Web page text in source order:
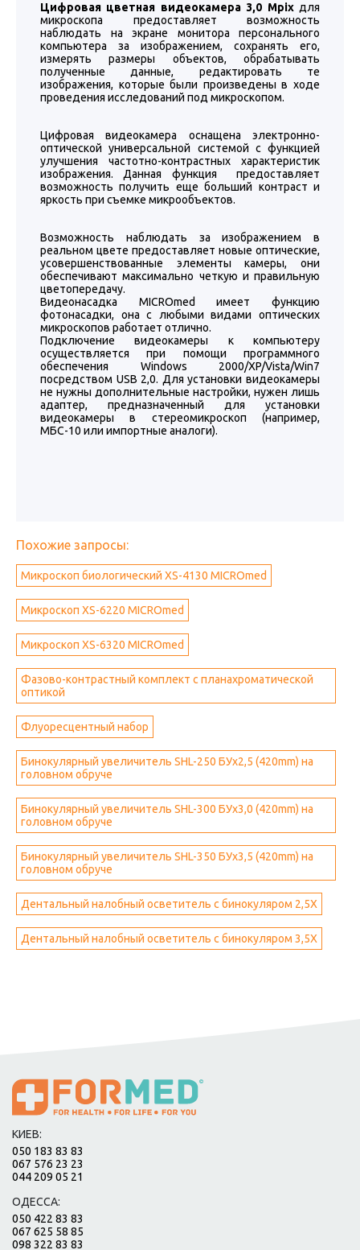
Цифровая цветная видеокамера 3,0 Mpixдля
микроскопа предоставляет возможность
наблюдать на экране монитора персонального
компьютера за изображением, сохранять его,
измерять размеры объектов, обрабатывать
полученные данные, редактировать те
изображения, которые были произведены в ходе
проведения исследований под микроскопом.
Цифровая видеокамера оснащена электронно-
оптической универсальной системой с функцией
улучшения частотно-контрастных характеристик
изображения. Данная функция предоставляет
возможность получить еще больший контраст и
яркость при съемке микрообъектов.
Возможность наблюдать за изображением в
реальном цвете предоставляет новые оптические,
усовершенствованные элементы камеры, они
обеспечивают максимально четкую и правильную
цветопередачу.
Видеонасадка MICROmed имеет функцию
фотонасадки, она с любыми видами оптических
микроскопов работает отлично.
Подключение видеокамеры к компьютеру
осуществляется при помощи программного
обеспечения Windows 2000/XP/Vista/Win7
посредством USB 2,0. Для установки видеокамеры
не нужны дополнительные настройки, нужен лишь
адаптер, предназначенный для установки
видеокамеры в стереомикроскоп (например,
МБС-10 или импортные аналоги).
Похожие запросы:
Микроскоп биологический XS-4130 MICROmed
Микроскоп XS-6220 MICROmed
Микроскоп XS-6320 MICROmed
Фазово-контрастный комплект с планахроматической
оптикой
Флуоресцентный набор
Бинокулярный увеличитель SHL-250 БУх2,5 (420mm) на
головном обруче
Бинокулярный увеличитель SHL-300 БУх3,0 (420mm) на
головном обруче
Бинокулярный увеличитель SHL-350 БУх3,5 (420mm) на
головном обруче
Дентальный налобный осветитель с бинокуляром 2,5Х
Дентальный налобный осветитель с бинокуляром 3,5Х
КИЕВ:
050 183 83 83
067 576 23 23
044 209 05 21
ОДЕССА:
050 422 83 83
067 625 58 85
098 322 83 83